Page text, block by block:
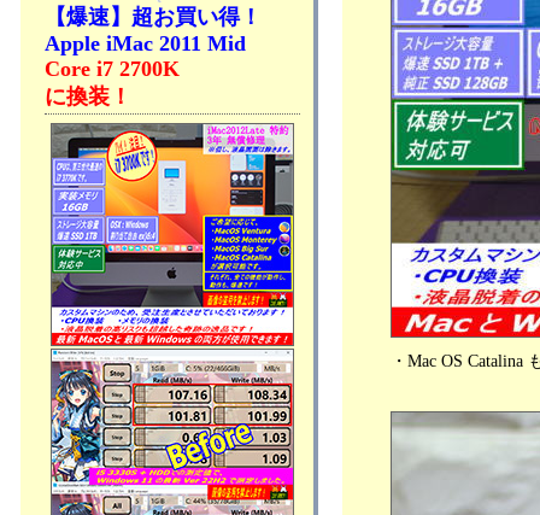
【爆速】超お買い得！
Apple iMac 2011 Mid
Core i7 2700K
に換装！
・Mac OS